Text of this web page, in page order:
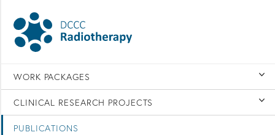
WORK PACKAGES
CLINICAL RESEARCH PROJECTS
PUBLICATIONS